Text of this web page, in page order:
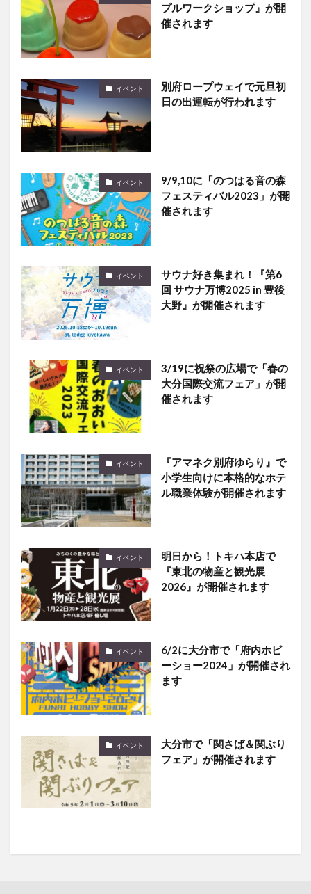
プルワークショップ』が開
催されます
イベント
別府ロープウェイで元旦初
日の出運転が行われます
イベント
9/9,10に「のつはる音の森
フェスティバル2023」が開
催されます
イベント
サウナ好き集まれ！『第6
回 サウナ万博2025 in 豊後
大野』が開催されます
イベント
3/19に祝祭の広場で「春の
大分国際交流フェア」が開
催されます
イベント
『アマネク別府ゆらり』で
小学生向けに本格的なホテ
ル職業体験が開催されます
イベント
明日から！トキハ本店で
『東北の物産と観光展
2026』が開催されます
イベント
6/2に大分市で「府内ホビ
ーショー2024」が開催され
ます
イベント
大分市で「関さば＆関ぶり
フェア」が開催されます